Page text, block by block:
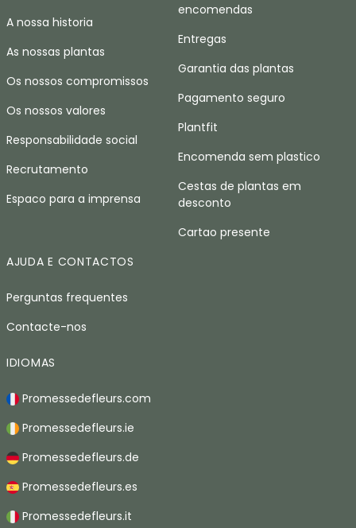
A nossa historia
As nossas plantas
Os nossos compromissos
Os nossos valores
Responsabilidade social
Recrutamento
Espaco para a imprensa
encomendas
Entregas
Garantia das plantas
Pagamento seguro
Plantfit
Encomenda sem plastico
Cestas de plantas em
desconto
Cartao presente
AJUDA E CONTACTOS
Perguntas frequentes
Contacte-nos
IDIOMAS
Promessedefleurs.com
Promessedefleurs.ie
Promessedefleurs.de
Promessedefleurs.es
Promessedefleurs.it